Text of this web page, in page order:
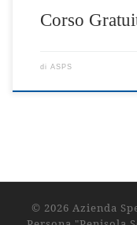
Corso
di ASPS
© 2026 Azienda